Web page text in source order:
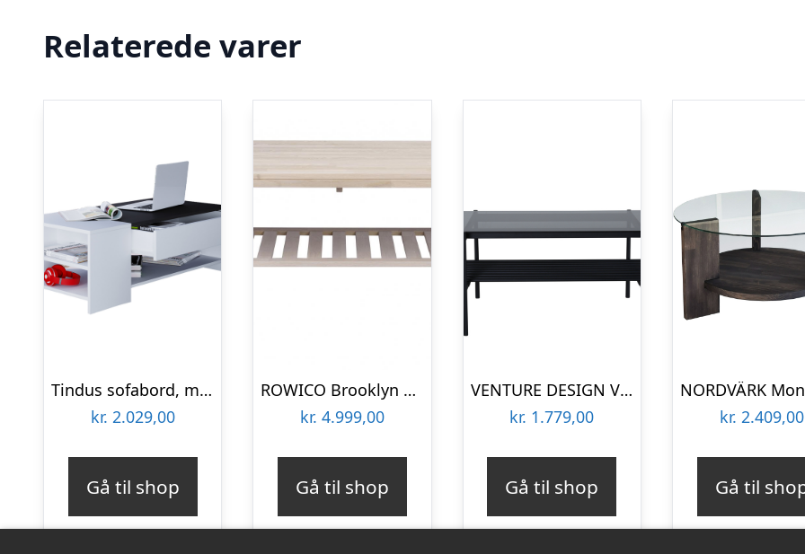
Relaterede varer
Tindus sofabord, m. 3 hylder og 1 skuffe – hvid og sort træ
kr. 2.029,00
Gå til shop
ROWICO Brooklyn sofabord – hvidpigmeneteret eg m. 1 hylde (130×75)
kr. 4.999,00
Gå til shop
VENTURE DESIGN Von Staf sofabord, m. hylde – sort glas og sort stål (120×60)
kr. 1.779,00
Gå til shop
kr. 2.409,00
Gå til